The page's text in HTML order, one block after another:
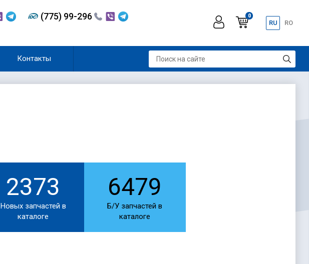
(775) 99-296
0
RU RO
Контакты
2373
Новых запчастей в
каталоге
6479
Б/У запчастей в
каталоге